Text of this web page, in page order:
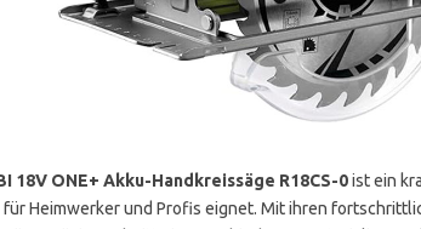
18V ONE+ Akku-Handkreissäge R18CS-0ist ein
für Heimwerker und Profis eignet. Mit ihren